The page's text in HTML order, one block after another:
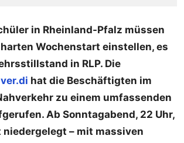
in Rheinland-Pfalz müssen
Wochenstart einstellen, es
in RLP. Die
ver.di hat die Beschäftigten im
zu einem umfassenden
Ab Sonntagabend, 22 Uhr,
– mit massiven